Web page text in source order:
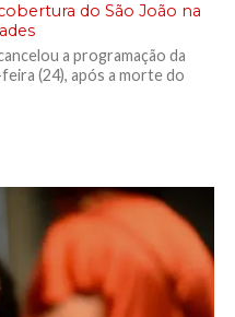
do São João na
a programação da
(24), após a morte do